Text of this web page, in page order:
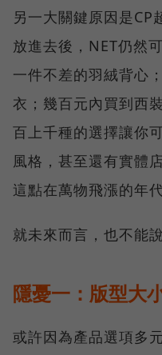
另一大關鍵原因是CP
放進去後，NET仍然
一件不差的羽絨背心
衣；幾百元內買到西
百上千種的選擇讓你
風格，甚至還有實體
這點在萬物飛漲的年
就未來而言，也不能
隱憂一：版型大
或許因為產品選項多